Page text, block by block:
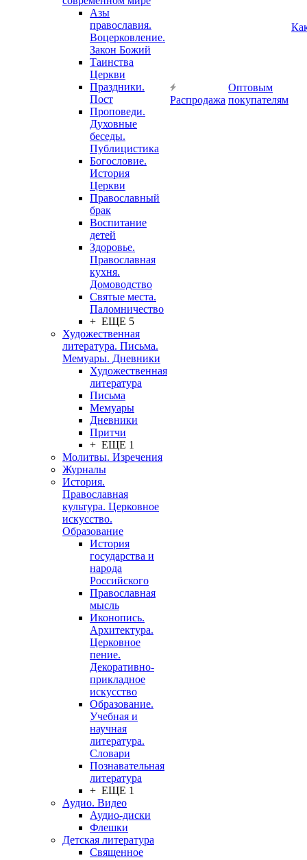
Азы
православия.
Воцерковление.
Закон Божий
Таинства
Церкви
Праздники.
Пост
Проповеди.
Духовные
беседы.
Публицистика
Богословие.
История
Церкви
Православный
брак
Воспитание
детей
Здоровье.
Православная
кухня.
Домоводство
Святые места.
Паломничество
+ ЕЩЕ 5
Художественная
литература. Письма.
Мемуары. Дневники
Художественная
литература
Письма
Мемуары
Дневники
Притчи
+ ЕЩЕ 1
Молитвы. Изречения
Журналы
История.
Православная
культура. Церковное
искусство.
Образование
История
государства и
народа
Российского
Православная
мысль
Иконопись.
Архитектура.
Церковное
пение.
Декоративно-
прикладное
искусство
Образование.
Учебная и
научная
литература.
Словари
Познавательная
литература
+ ЕЩЕ 1
Аудио. Видео
Аудио-диски
Флешки
Детская литература
Священное
Распродажа
Оптовым
покупателям